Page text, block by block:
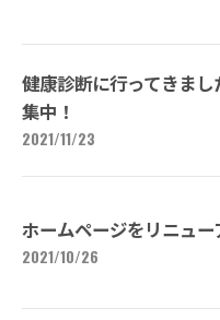
健康診断に行ってきま
集中！
2021/11/23
ホームページをリニュー
2021/10/26